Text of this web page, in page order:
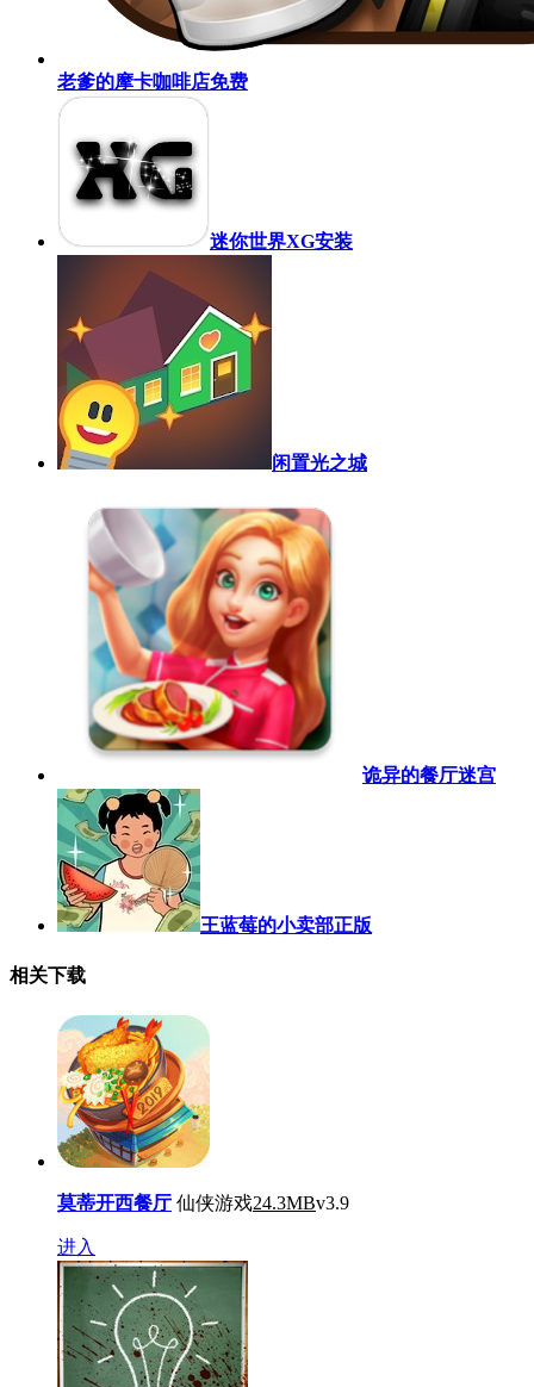
老爹的摩卡咖啡店免费
迷你世界XG安装
闲置光之城
诡异的餐厅迷宫
王蓝莓的小卖部正版
相关下载
莫蒂开西餐厅 仙侠游戏24.3MBv3.9
进入